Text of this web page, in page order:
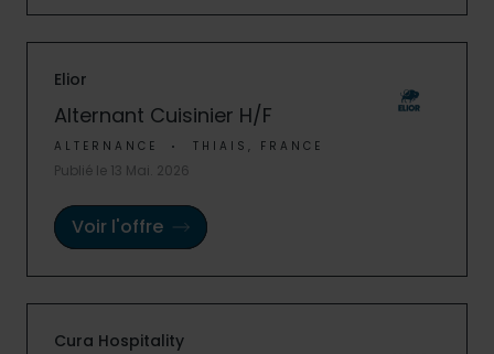
Elior
Alternant Cuisinier H/F
ALTERNANCE THIAIS, FRANCE
Publié le 13 Mai. 2026
Voir l'offre
Cura Hospitality